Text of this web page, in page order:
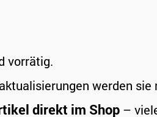
vorrätig.
werden
direkt im Shop –